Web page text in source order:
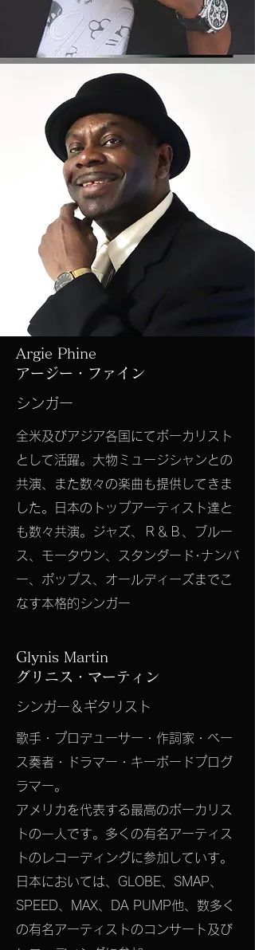
Argie Phine
アージー・ファイン
​シンガー
全米及びアジア各国にてボーカリスト
として活躍。大物ミュージシャンとの
共演、また数々の楽曲も提供してきま
した。日本のトップアーティスト達と
も数々共演。ジャズ、Ｒ＆Ｂ、ブルー
ス、モータウン、スタンダード･ナンバ
ー、ポップス、オールディーズまでこ
なす本格的シンガー
Glynis Martin
​グリニス・マーティン
シンガー＆ギタリスト
歌手・プロデューサー・作詞家・ベー
ス奏者・ドラマー・キーボードプログ
ラマー。
アメリカを代表する最高のボーカリス
トの一人です。多くの有名アーティス
トのレコーディングに参加していす。
日本においては、GLOBE、SMAP、
SPEED、MAX、DA PUMP他、数多く
の有名アーティストのコンサート及び